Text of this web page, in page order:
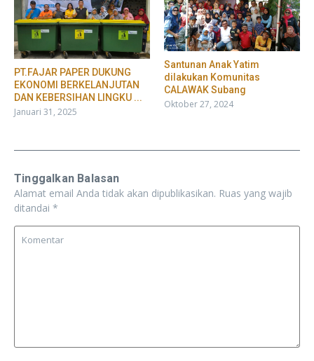
PT.FAJAR PAPER DUKUNG
EKONOMI BERKELANJUTAN
DAN KEBERSIHAN LINGKU ...
Januari 31, 2025
Santunan Anak Yatim
dilakukan Komunitas
CALAWAK Subang
Oktober 27, 2024
Tinggalkan Balasan
Alamat email Anda tidak akan dipublikasikan. Ruas yang wajib
ditandai *